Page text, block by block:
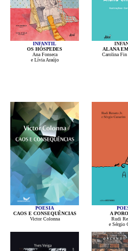
INFANTIL
OS HÓSPEDES
Ana Fonseca
e Lívia Araújo
ALANA
Carolina
POESIA
CAOS E CONSEQUÊNCIAS
Victor Colonna
A
Rudi
e Sérgio